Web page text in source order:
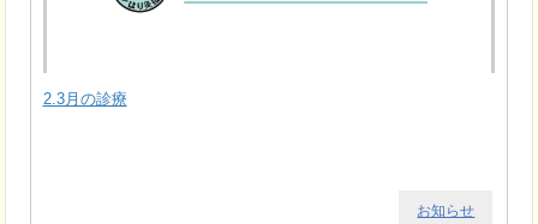
2.3月の診療
お知らせ